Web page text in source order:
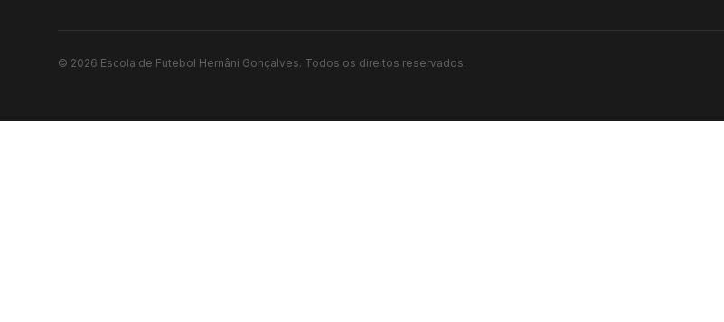
© 2026 Escola de Futebol Hernâni Gonçalves. Todos os direitos reservados.